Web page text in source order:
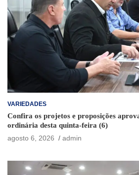
VARIEDADES
Confira os projetos e proposições
ordinária desta quinta-feira (6)
agosto 6, 2026
admin